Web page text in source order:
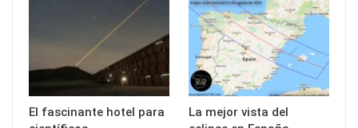
El fascinante hotel para
La mejor vista del